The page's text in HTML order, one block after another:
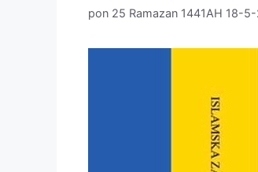
pon 25 Ramazan 1441AH 18-